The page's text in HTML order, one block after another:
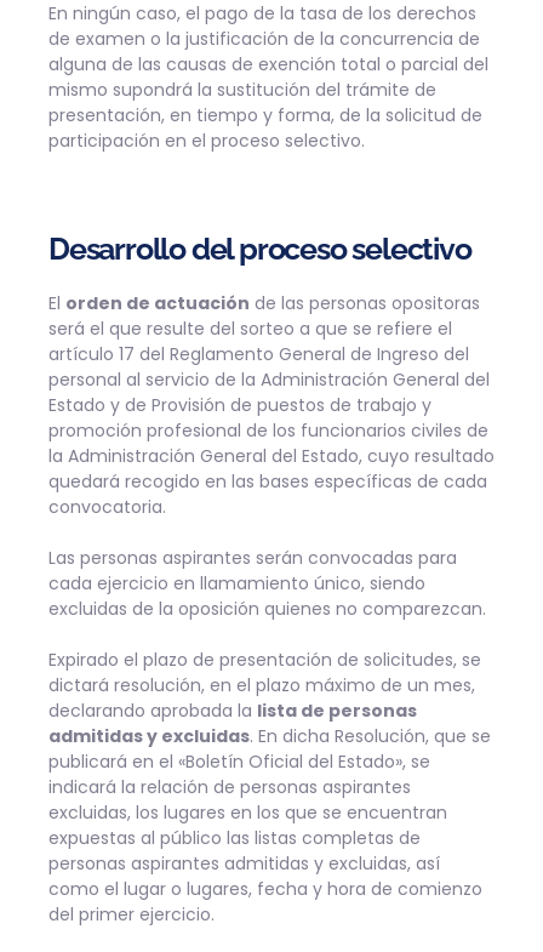
En ningún caso, el pago de la tasa de los derechos
de examen o la justificación de la concurrencia de
alguna de las causas de exención total o parcial del
mismo supondrá la sustitución del trámite de
presentación, en tiempo y forma, de la solicitud de
participación en el proceso selectivo.
Desarrollo del proceso selectivo
El orden de actuación de las personas opositoras
será el que resulte del sorteo a que se refiere el
artículo 17 del Reglamento General de Ingreso del
personal al servicio de la Administración General del
Estado y de Provisión de puestos de trabajo y
promoción profesional de los funcionarios civiles de
la Administración General del Estado, cuyo resultado
quedará recogido en las bases específicas de cada
convocatoria.
Las personas aspirantes serán convocadas para
cada ejercicio en llamamiento único, siendo
excluidas de la oposición quienes no comparezcan.
Expirado el plazo de presentación de solicitudes, se
dictará resolución, en el plazo máximo de un mes,
declarando aprobada la lista de personas
admitidas y excluidas. En dicha Resolución, que se
publicará en el «Boletín Oficial del Estado», se
indicará la relación de personas aspirantes
excluidas, los lugares en los que se encuentran
expuestas al público las listas completas de
personas aspirantes admitidas y excluidas, así
como el lugar o lugares, fecha y hora de comienzo
del primer ejercicio.